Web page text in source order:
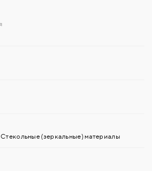
Стекольные (зеркальные) материалы